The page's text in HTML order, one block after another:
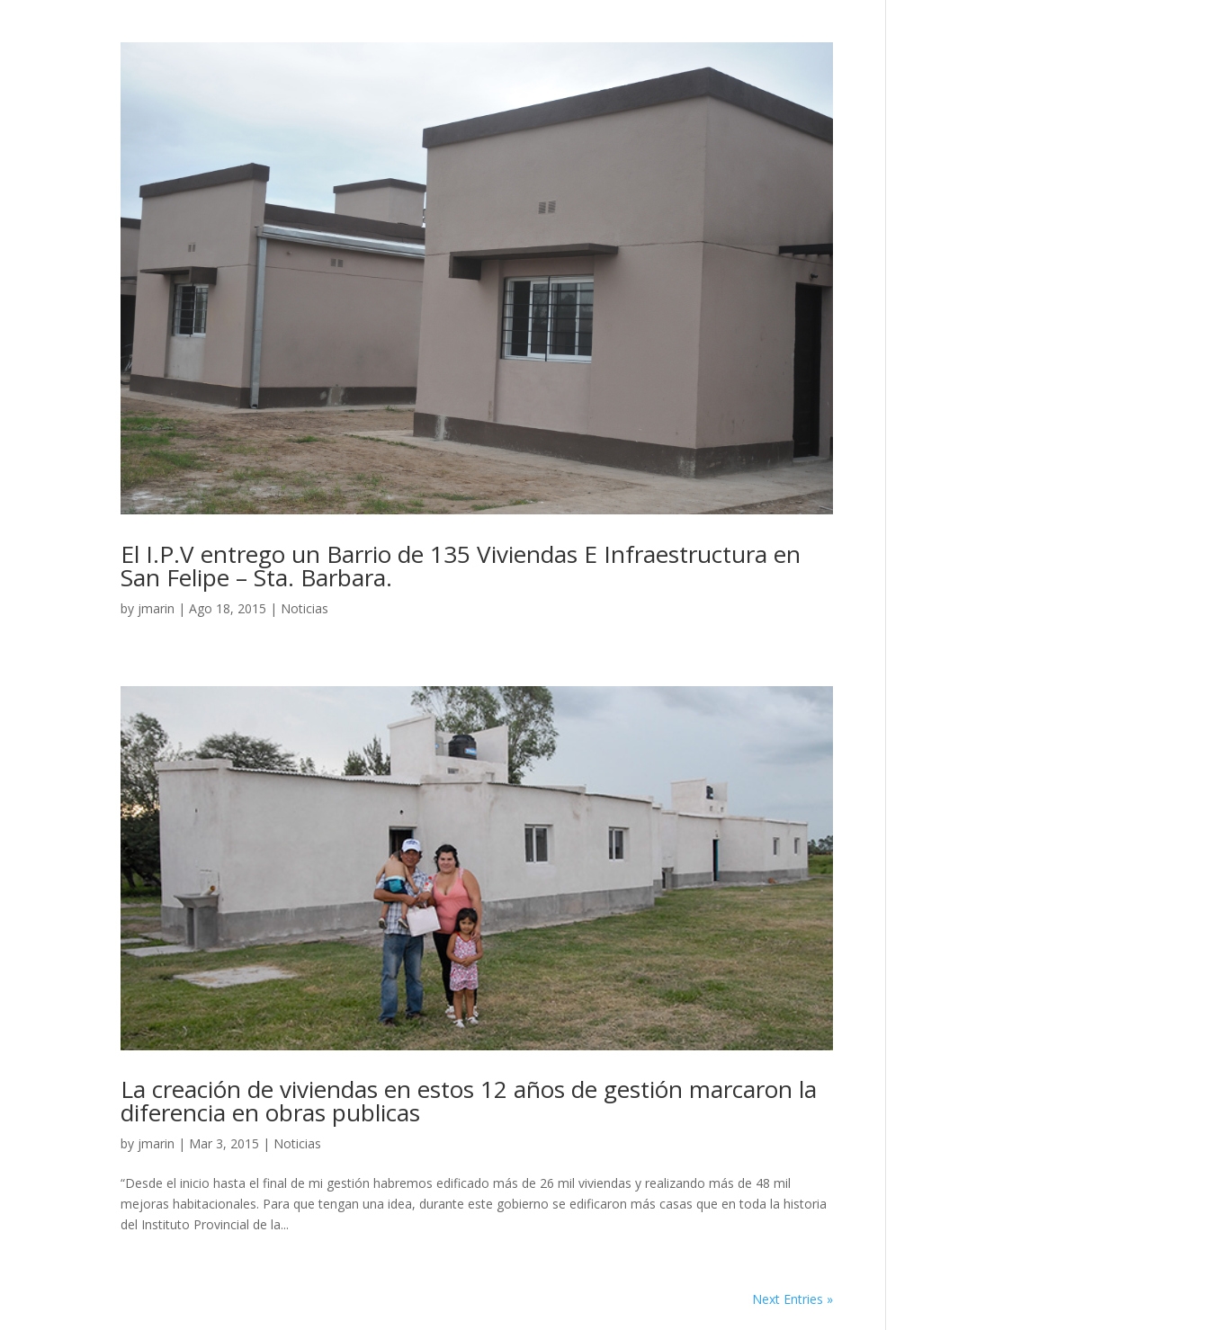
El I.P.V entrego un Barrio de 135 Viviendas E Infraestructura en
San Felipe – Sta. Barbara.
by jmarin |Ago 18, 2015 | Noticias
La creación de viviendas en estos 12 años de gestión marcaron la
diferencia en obras publicas
by jmarin | Mar 3, 2015 | Noticias
“Desde el inicio hasta el final de mi gestión habremos edificado más de 26 mil viviendas y realizando más de 48 mil
mejoras habitacionales. Para que tengan una idea, durante este gobierno se edificaron más casas que en toda la historia
del Instituto Provincial de la...
Next Entries »